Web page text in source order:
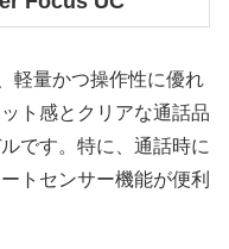
軽量かつ操作性に優れ
ト感とクリアな通話品
です。特に、通話時に
トセンサー機能が便利